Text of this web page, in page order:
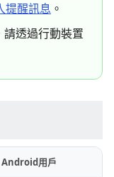
提醒訊息 。
透過行動裝置
Android用戶